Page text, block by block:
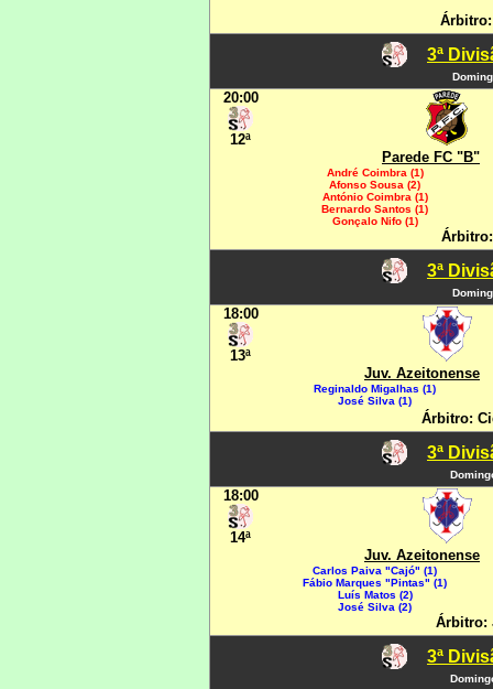
Árbitro:
3ª
20:00
12ª
Parede FC "B"
André Coimbra (1)
Afonso Sousa (2)
António Coimbra (1)
Bernardo Santos (1)
Gonçalo Nifo (1)
3ª
18:00
13ª
Juv. Azeitonense
Reginaldo Migalhas (1)
José Silva (1)
Árbitro:
3ª
18:00
14ª
Juv. Azeitonense
Carlos Paiva "Cajó" (1)
Fábio Marques "Pintas" (1)
Luís Matos (2)
José Silva (2)
Árbitro:
3ª